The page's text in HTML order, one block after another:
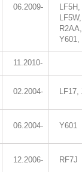
06.2009-
LF5H,
LF5W,
R2AA,
Y601,
11.2010-
02.2004- LF17,
06.2004- Y601
12.2006- RF7J